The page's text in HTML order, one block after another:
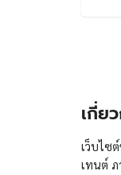
เกี่ย
เว็บไซ
เทนต์ ภ